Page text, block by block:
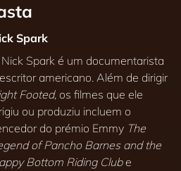
Spark
Nick Spark é um documentarista
americano. Além de dirigir
Footed, os filmes que ele
ou produziu incluem o
do prémio Emmy The
of Pancho Barnes and the
Bottom Riding Clube